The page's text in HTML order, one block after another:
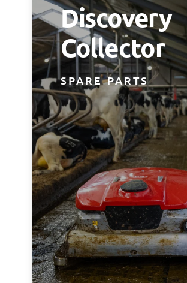
Discovery
Collector
SPARE PARTS